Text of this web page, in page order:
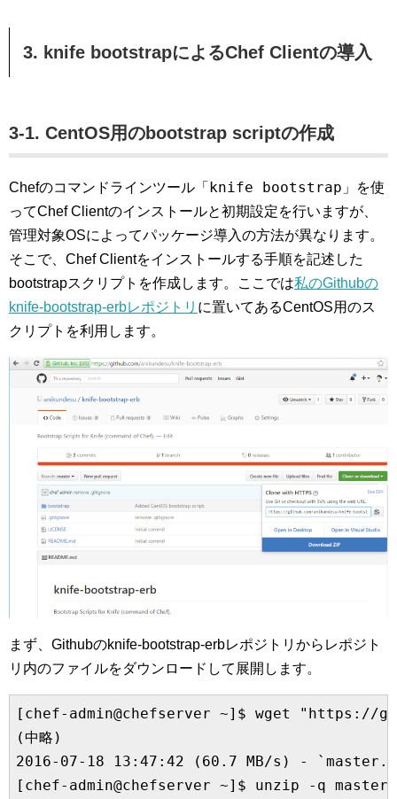
3. knife bootstrapによるChef Clientの導入
3-1. CentOS用のbootstrap scriptの作成
Chefのコマンドラインツール「 knife bootstrap 」を使
ってChef Clientのインストールと初期設定を行いますが、
管理対象OSによってパッケージ導入の方法が異なります。
そこで、Chef Clientをインストールする手順を記述した
bootstrapスクリプトを作成します。ここでは私のGithubの
knife-bootstrap-erbレポジトリ に置いてあるCentOS用のス
クリプトを利用します。
まず、Githubのknife-bootstrap-erbレポジトリからレポジト
リ内のファイルをダウンロードして展開します。
[chef-admin@chefserver ~]$ wget "https://
(中略)
2016-07-18 13:47:42 (60.7 MB/s) -
[chef-admin@chefserver ~]$ unzip -q